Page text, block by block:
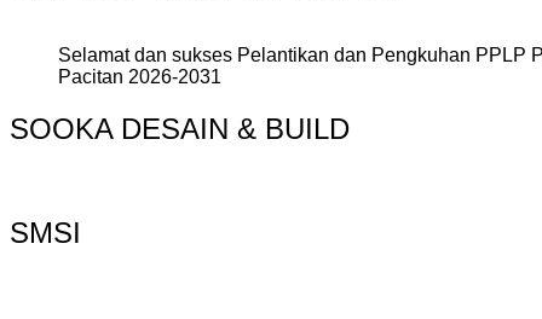
Selamat dan sukses Pelantikan dan Pengkuhan PPLP
Pacitan 2026-2031
SOOKA DESAIN & BUILD
SMSI